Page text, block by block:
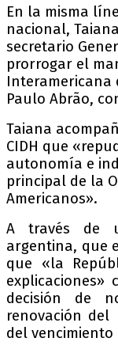
En la misma
nacional,
secretario
prorrogar el
Interamericana
Paulo Abrão,
Taiana
CIDH que
autonomía e
principal de la
Americanos».
A través de
argentina, que
que «la
decisión de
renovación del
del vencimiento